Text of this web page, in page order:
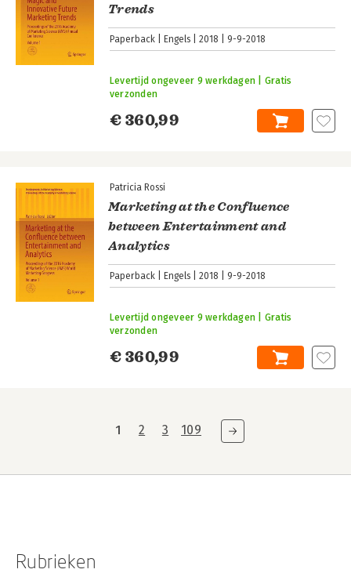
Trends
Paperback Engels 2018 9-9-2018
€ 360,99
Levertijd ongeveer 9 werkdagen | Gratis
verzonden
Patricia Rossi
Marketing at the Confluence
between Entertainment and
Analytics
Paperback Engels 2018 9-9-2018
€ 360,99
Levertijd ongeveer 9 werkdagen | Gratis
verzonden
1 2 3 109
Rubrieken